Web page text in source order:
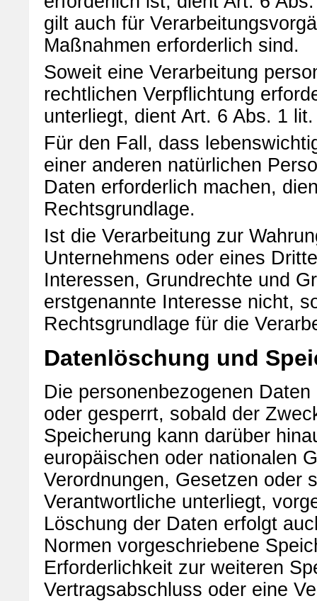
gilt auch für
Maßnahmen erforderlich sind.
Soweit eine Verarbeitung
rechtlichen Verpflichtung
unterliegt, dient Art. 6 Abs. 1
Für den Fall, dass
einer anderen natürlichen
Daten erforderlich machen,
Rechtsgrundlage.
Ist die Verarbeitung zur
Unternehmens oder eines
Interessen, Grundrechte und
erstgenannte Interesse nicht,
Rechtsgrundlage für die
Datenlöschung und
Die personenbezogenen
oder gesperrt, sobald der
Speicherung kann darüber
europäischen oder nationalen
Verordnungen, Gesetzen oder
Verantwortliche unterliegt,
Löschung der Daten erfolgt
Normen vorgeschriebene
Erforderlichkeit zur weiteren
Vertragsabschluss oder eine